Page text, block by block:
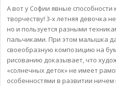
А вот у Софии явные способности
творчеству! 3-х летняя девочка
но и пользуется разными
пальчиками. При этом малышка
своеобразную композицию на
рисованию доказывает, что
«солнечных деток» не имеет
особенностями в развитии